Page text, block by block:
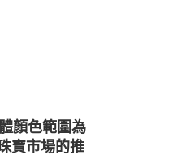
顏色範圍為
寶市場的推